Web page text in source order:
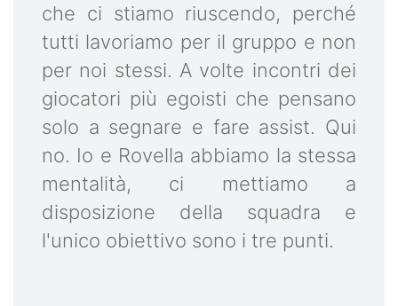
che ci stiamo riuscendo, perché
tutti lavoriamo per il gruppo e non
per noi stessi. A volte incontri dei
giocatori più egoisti che pensano
solo a segnare e fare assist. Qui
no. Io e Rovella abbiamo la stessa
mentalità, ci mettiamo a
disposizione della squadra e
l'unico obiettivo sono i tre punti.